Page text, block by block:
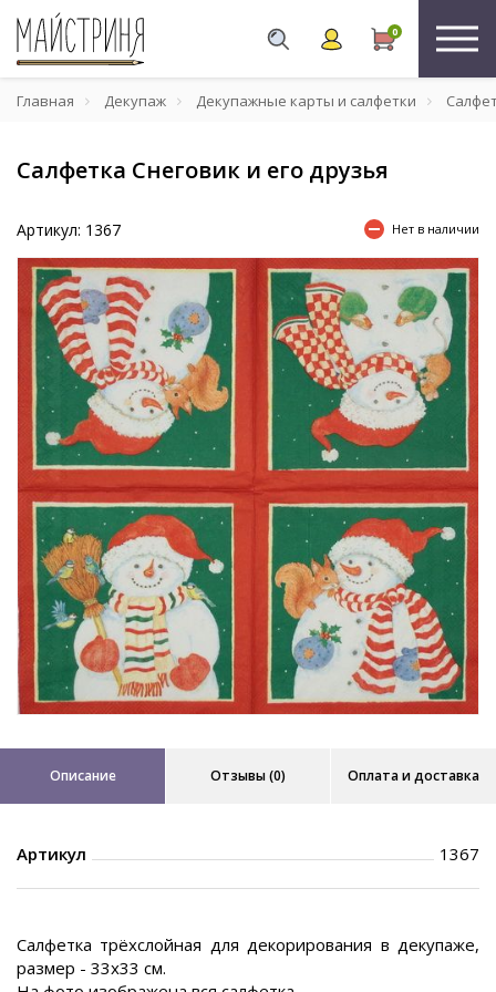
0
Главная Декупаж Декупажные карты и салфетки
Салфетка Снеговик и его друзья
Артикул: 1367 Нет в наличии
Описание Отзывы (0) Оплата и доставка
Артикул 1367
Салфетка трёхслойная для декорирования в декупаже,
размер - 33х33 см.